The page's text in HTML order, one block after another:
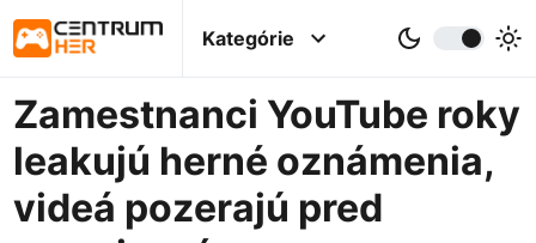
Kategórie
Zamestnanci YouTube roky
leakujú herné oznámenia,
videá pozerajú pred